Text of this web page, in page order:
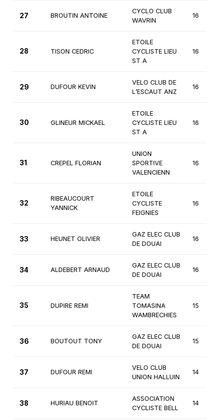
27 BROUTIN ANTOINE
CYCLO CLUB
WAVRIN
16
28 TISON CEDRIC
ETOILE
CYCLISTE LIEU
ST A
16
29 DUFOUR KEVIN
VELO CLUB DE
L’ESCAUT ANZ
16
30 GLINEUR MICKAEL
ETOILE
CYCLISTE LIEU
ST A
16
31 CREPEL FLORIAN
UNION
SPORTIVE
VALENCIENN
16
32
RIBEAUCOURT
YANNICK
ETOILE
CYCLISTE
FEIGNIES
16
33 HEUNET OLIVIER
GAZ ELEC CLUB
DE DOUAI
16
34 ALDEBERT ARNAUD
GAZ ELEC CLUB
DE DOUAI
16
35 DUPIRE REMI
TEAM
TOMASINA
WAMBRECHIES
15
36 BOUTOUT TONY
GAZ ELEC CLUB
DE DOUAI
15
37 DUFOUR REMI
VELO CLUB
UNION HALLUIN
14
38 HURIAU BENOIT
ASSOCIATION
CYCLISTE BELL
14